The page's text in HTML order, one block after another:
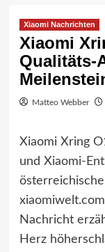
Xiaomi Nachrichten
Xiaomi
Qualitäts-
Matteo Webber
Xiaomi Xring
und Xiaomi-
Nachricht
Herz